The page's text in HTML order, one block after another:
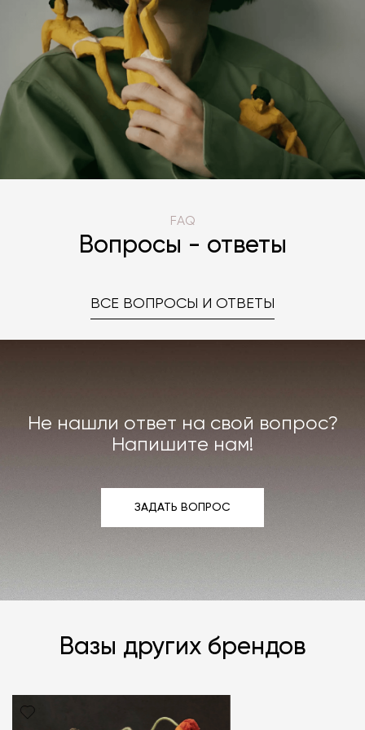
FAQ
Вопросы - ответы
ВСЕ ВОПРОСЫ И ОТВЕТЫ
Не нашли ответ на свой вопрос?
Напишите нам!
ЗАДАТЬ ВОПРОС
Вазы других брендов